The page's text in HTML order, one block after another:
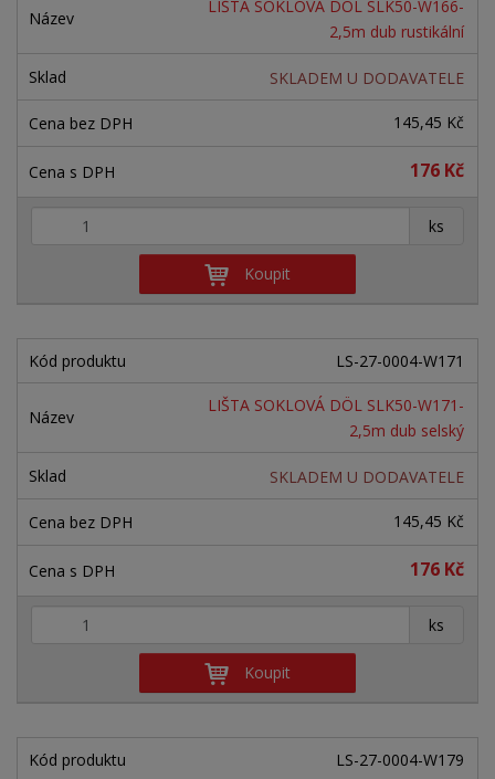
LIŠTA SOKLOVÁ DÖL SLK50-W166-
2,5m dub rustikální
SKLADEM U DODAVATELE
145,45 Kč
176 Kč
ks
+ -
Koupit
LS-27-0004-W171
LIŠTA SOKLOVÁ DÖL SLK50-W171-
2,5m dub selský
SKLADEM U DODAVATELE
145,45 Kč
176 Kč
ks
+ -
Koupit
LS-27-0004-W179